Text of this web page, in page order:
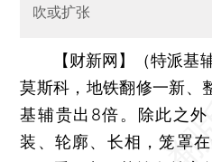
吹或扩张
【财新网】（特派基
莫斯科，地铁翻修一新、
基辅贵出8倍。除此之
装、轮廓、长相，笼罩